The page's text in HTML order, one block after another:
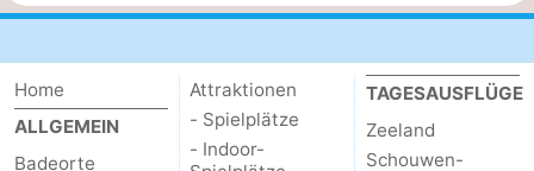
Home
ALLGEMEIN
Badeorte
Attraktionen
- Spielplätze
- Indoor-
TAGESAUSFLÜGE
Zeeland
Schouwen-